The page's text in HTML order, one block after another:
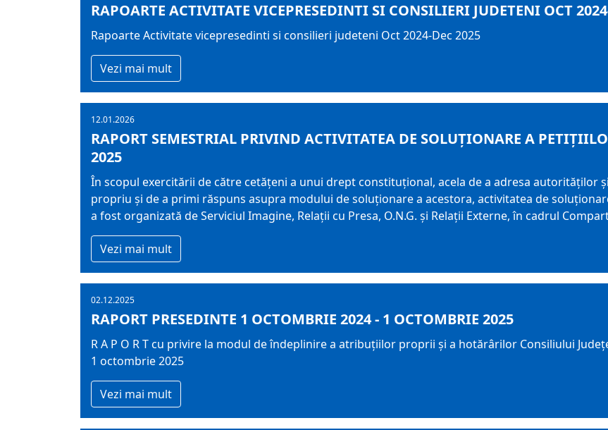
RAPOARTE ACTIVITATE VICEPRESEDINTI SI CONSILIERI JUDETENI OCT
Rapoarte Activitate vicepresedinti si consilieri judeteni Oct 2024-Dec 2025
Vezi mai mult
12.01.2026
RAPORT SEMESTRIAL PRIVIND ACTIVITATEA DE SOLUȚIONARE A
2025
În scopul exercitării de către cetățeni a unui drept constituțional, acela de a adresa
propriu și de a primi răspuns asupra modului de soluționare a acestora, activitatea de
a fost organizată de Serviciul Imagine, Relații cu Presa, O.N.G. și Relații Externe, în cadrul
Vezi mai mult
02.12.2025
RAPORT PRESEDINTE 1 OCTOMBRIE 2024 - 1 OCTOMBRIE 2025
R A P O R T cu privire la modul de îndeplinire a atribuțiilor proprii şi a hotărârilor Consiliului
1 octombrie 2025
Vezi mai mult